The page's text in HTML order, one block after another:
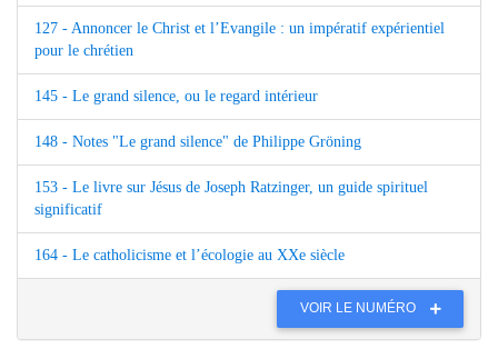
127 - Annoncer le Christ et l’Evangile : un impératif expérientiel
pour le chrétien
145 - Le grand silence, ou le regard intérieur
148 - Notes "Le grand silence" de Philippe Gröning
153 - Le livre sur Jésus de Joseph Ratzinger, un guide spirituel
significatif
164 - Le catholicisme et l’écologie au XXe siècle
VOIR LE NUMÉRO